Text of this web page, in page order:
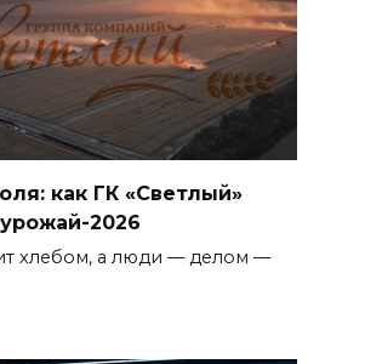
как ГК «Светлый»
2026
хлебом, а люди — делом —